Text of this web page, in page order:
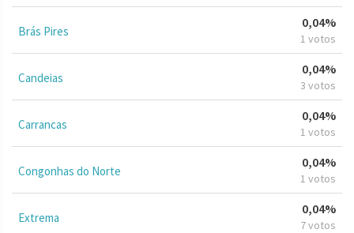
Brás Pires
0,04%
1 votos
Candeias
0,04%
3 votos
Carrancas
0,04%
1 votos
Congonhas do Norte
0,04%
1 votos
Extrema
0,04%
7 votos